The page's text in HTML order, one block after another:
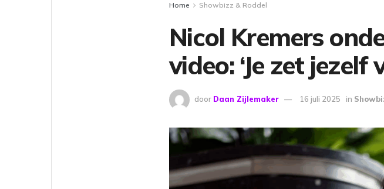
Home Showbizz & Roddel
Nicol Kremers
video: ‘Je zet jezelf
door Daan Zijlemaker 16 juli 2025 in